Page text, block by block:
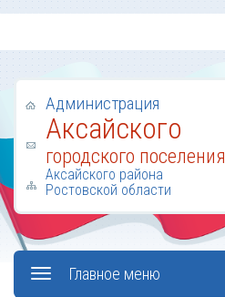
Администрация
Аксайского
городского поселения
Аксайского района
Ростовской области
Главное меню